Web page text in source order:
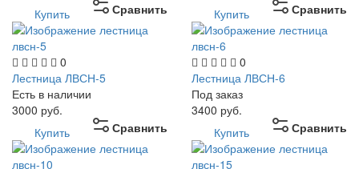
Сравнить
Купить
Сравнить
Купить
0
Лестница ЛВСН-5
Есть в наличии
3000 руб.
Сравнить
Купить
0
Лестница ЛВСН-6
Под заказ
3400 руб.
Сравнить
Купить